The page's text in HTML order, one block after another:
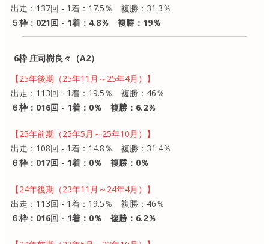
出走：137回 - 1着：17.5％ 複勝：31.3％
５枠：021回 - 1着：4.8％ 複勝：19％
6枠 庄司樹良々（A2）
【25年後期（25年11月～25年4月）】
出走：113回 - 1着：19.5％ 複勝：46％
６枠：016回 - 1着：0％ 複勝：6.2％
【25年前期（25年5月～25年10月）】
出走：108回 - 1着：14.8％ 複勝：31.4％
６枠：017回 - 1着：0％ 複勝：0％
【24年後期（23年11月～24年4月）】
出走：113回 - 1着：19.5％ 複勝：46％
６枠：016回 - 1着：0％ 複勝：6.2％